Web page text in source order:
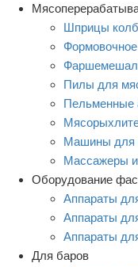
Шприцы
Пилы для
Пельменные
Машины для
Массажеры
Оборудование
Аппараты
Аппараты
Аппараты
Для баров